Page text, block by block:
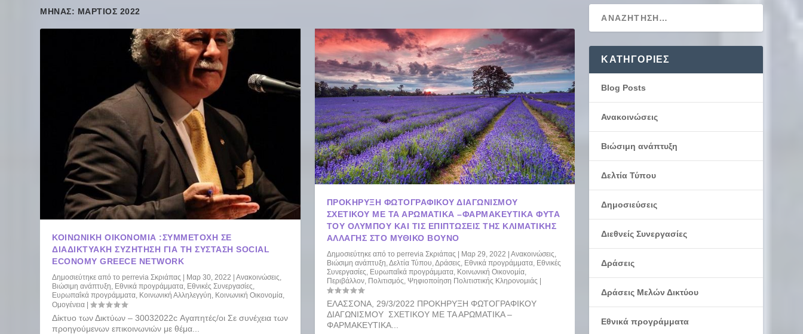
ΜΉΝΑΣ: ΜΆΡΤΙΟΣ 2022
ΚΟΙΝΩΝΙΚΗ ΟΙΚΟΝΟΜΙΑ :ΣΥΜΜΕΤΟΧΗ ΣΕ
ΔΙΑΔΙΚΤΥΑΚΗ ΣΥΖΗΤΗΣΗ ΓΙΑ ΤΗ ΣΥΣΤΑΣΗ SOCIAL
ECONOMY GREECE NETWORK
Δημοσιεύτηκε από τοperrevia Σκριάπας | Μαρ 30, 2022 |Ανακοινώσεις,
Βιώσιμη ανάπτυξη, Εθνικά προγράμματα, Εθνικές Συνεργασίες,
Ευρωπαΐκά προγράμματα, Κοινωνική Αλληλεγγύη, Κοινωνική Οικονομία,
Ομογένεια |
Δίκτυο των Δικτύων – 30032022c Αγαπητές/οι Σε συνέχεια των
προηγούμενων επικοινωνιών με θέμα...
ΠΡΟΚΗΡΥΞΗ ΦΩΤΟΓΡΑΦΙΚΟΥ ΔΙΑΓΩΝΙΣΜΟΥ
ΣΧΕΤΙΚΟΥ ΜΕ ΤΑ ΑΡΩΜΑΤΙΚΑ –ΦΑΡΜΑΚΕΥΤΙΚΑ ΦΥΤΑ
ΤΟΥ ΟΛΥΜΠΟΥ ΚΑΙ ΤΙΣ ΕΠΙΠΤΩΣΕΙΣ ΤΗΣ ΚΛΙΜΑΤΙΚΗΣ
ΑΛΛΑΓΗΣ ΣΤΟ ΜΥΘΙΚΟ ΒΟΥΝΟ
Δημοσιεύτηκε από το perrevia Σκριάπας Μαρ 29, 2022 Ανακοινώσεις,
Βιώσιμη ανάπτυξη,Δελτία Τύπου,Δράσεις, Εθνικά προγράμματα, Εθνικές
Συνεργασίες, Ευρωπαΐκά προγράμματα, Κοινωνική Οικονομία,
Περιβάλλον, Πολιτισμός, Ψηφιοποίηση Πολιτιστικής Κληρονομιάς
ΕΛΑΣΣΟΝΑ, 29/3/2022 ΠΡΟΚΗΡΥΞΗ ΦΩΤΟΓΡΑΦΙΚΟΥ
ΔΙΑΓΩΝΙΣΜΟΥ ΣΧΕΤΙΚΟΥ ΜΕ ΤΑ ΑΡΩΜΑΤΙΚΑ –
ΦΑΡΜΑΚΕΥΤΙΚΑ...
KΑΤΗΓΟΡΊΕΣ
Blog Posts
Ανακοινώσεις
Βιώσιμη ανάπτυξη
Δελτία Τύπου
Δημοσιεύσεις
Διεθνείς Συνεργασίες
Δράσεις
Δράσεις Μελών Δικτύου
Εθνικά προγράμματα